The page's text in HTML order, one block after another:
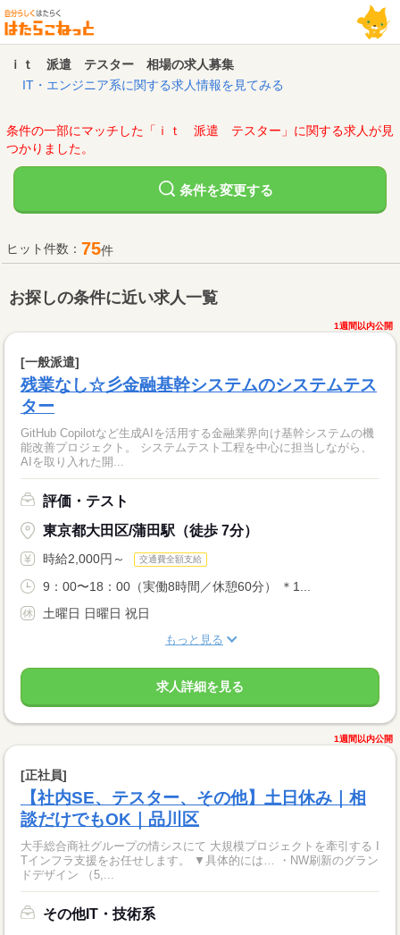
ｉｔ 派遣 テスター 相場の求人募集
IT・エンジニア系に関する求人情報を見てみる
条件の一部にマッチした「ｉｔ 派遣 テスター」に関する求人が見
つかりました。
条件を変更する
ヒット件数： 75件
お探しの条件に近い求人一覧
1週間以内公開
[一般派遣]
残業なし☆彡金融基幹システムのシステムテス
ター
GitHub Copilotなど生成AIを活用する金融業界向け基幹システムの機
能改善プロジェクト。 システムテスト工程を中心に担当しながら、
AIを取り入れた開...
評価・テスト
東京都大田区/蒲田駅（徒歩 7分）
時給2,000円～ 交通費全額支給
9：00〜18：00（実働8時間／休憩60分） ＊1...
土曜日 日曜日 祝日
もっと見る
求人詳細を見る
1週間以内公開
[正社員]
【社内SE、テスター、その他】土日休み｜相
談だけでもOK｜品川区
大手総合商社グループの情シスにて 大規模プロジェクトを牽引する I
Tインフラ支援をお任せします。 ▼具体的には… ・NW刷新のグラン
ドデザイン （5,...
その他IT・技術系